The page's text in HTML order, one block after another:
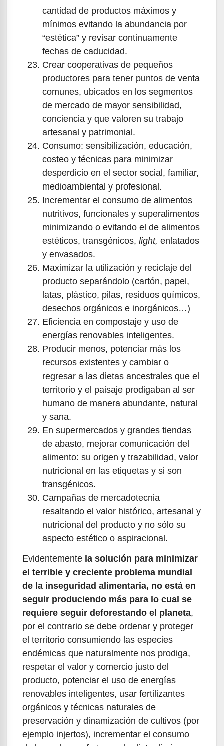
cantidad de productos máximos y
mínimos evitando la abundancia por
“estética” y revisar continuamente
fechas de caducidad.
Crear cooperativas de pequeños
productores para tener puntos de venta
comunes, ubicados en los segmentos
de mercado de mayor sensibilidad,
conciencia y que valoren su trabajo
artesanal y patrimonial.
Consumo: sensibilización, educación,
costeo y técnicas para minimizar
desperdicio en el sector social, familiar,
medioambiental y profesional.
Incrementar el consumo de alimentos
nutritivos, funcionales y superalimentos
minimizando o evitando el de alimentos
estéticos, transgénicos, light, enlatados
y envasados.
Maximizar la utilización y reciclaje del
producto separándolo (cartón, papel,
latas, plástico, pilas, residuos químicos,
desechos orgánicos e inorgánicos…)
Eficiencia en compostaje y uso de
energías renovables inteligentes.
Producir menos, potenciar más los
recursos existentes y cambiar o
regresar a las dietas ancestrales que el
territorio y el paisaje prodigaban al ser
humano de manera abundante, natural
y sana.
En supermercados y grandes tiendas
de abasto, mejorar comunicación del
alimento: su origen y trazabilidad, valor
nutricional en las etiquetas y si son
transgénicos.
Campañas de mercadotecnia
resaltando el valor histórico, artesanal y
nutricional del producto y no sólo su
aspecto estético o aspiracional.
Evidentemente la solución para minimizar
el terrible y creciente problema mundial
de la inseguridad alimentaria, no está en
seguir produciendo más para lo cual se
requiere seguir deforestando el planeta,
por el contrario se debe ordenar y proteger
el territorio consumiendo las especies
endémicas que naturalmente nos prodiga,
respetar el valor y comercio justo del
producto, potenciar el uso de energías
renovables inteligentes, usar fertilizantes
orgánicos y técnicas naturales de
preservación y dinamización de cultivos (por
ejemplo injertos), incrementar el consumo